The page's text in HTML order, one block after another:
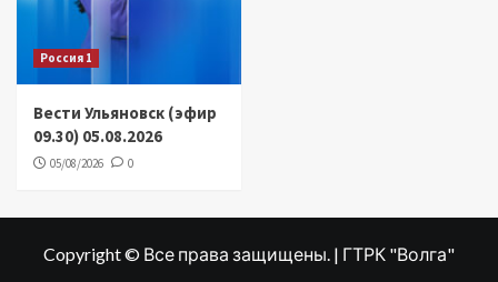
Россия 1
Вести Ульяновск (эфир
09.30) 05.08.2026
05/08/2026 0
Copyright © Все права защищены. | ГТРК "Волга"